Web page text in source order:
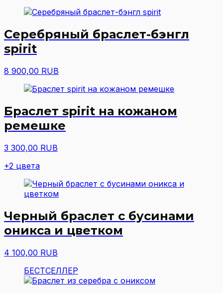
Серебряный браслет-бэнгл
spirit
8 900,00 RUB
Браслет spirit на кожаном
ремешке
3 300,00 RUB
+2 цвета
Черный браслет с бусинами
оникса и цветком
4 100,00 RUB
БЕСТСЕЛЛЕР